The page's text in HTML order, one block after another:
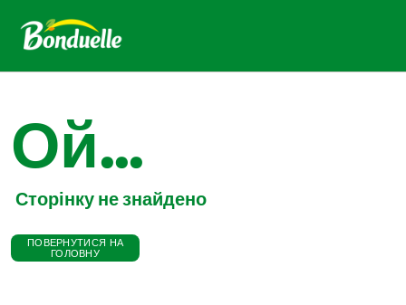
Ой...
Сторінку не знайдено
ПОВЕРНУТИСЯ НА
ГОЛОВНУ